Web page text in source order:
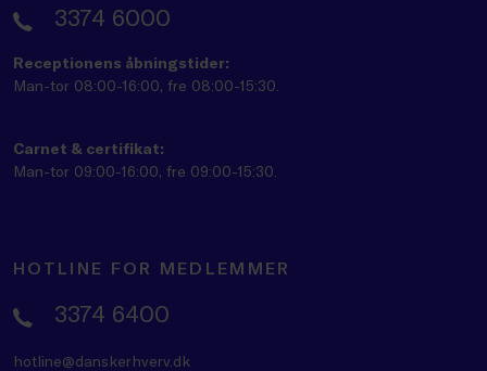
3374 6000
Receptionens åbningstider:
Man-tor 08:00-16:00, fre 08:00-15:30.
Carnet & certifikat:
Man-tor 09:00-16:00, fre 09:00-15:30.
HOTLINE FOR MEDLEMMER
3374 6400
hotline@danskerhverv.dk